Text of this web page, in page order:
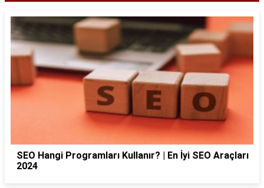
SEO Hangi Programları Kullanır? | En İyi SEO Araçları
2024